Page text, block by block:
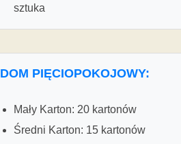
sztuka
DOM PIĘCIOPOKOJOWY:
Mały Karton: 20 kartonów
Średni Karton: 15 kartonów